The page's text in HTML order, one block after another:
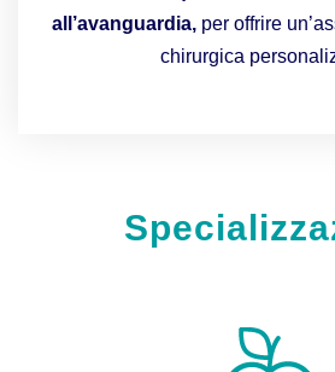
all’avanguardia, per offrire
chirurgica